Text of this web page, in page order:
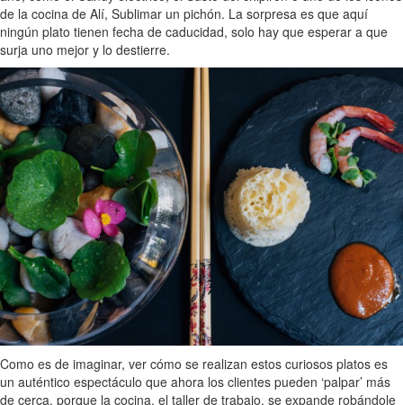
de la cocina de Alí, Sublimar un pichón. La sorpresa es que aquí
ningún plato tienen fecha de caducidad, solo hay que esperar a que
surja uno mejor y lo destierre.
Como es de imaginar, ver cómo se realizan estos curiosos platos es
un auténtico espectáculo que ahora los clientes pueden ‘palpar’ más
de cerca, porque la cocina, el taller de trabajo, se expande robándole